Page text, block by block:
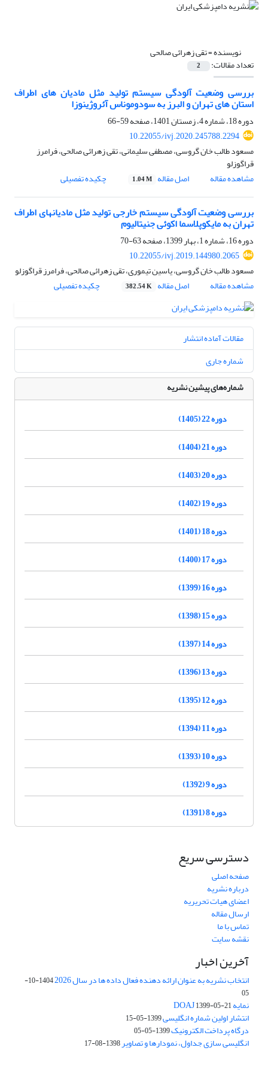
نویسنده =تقی زهرائی صالحی
تعداد مقالات: 2
بررسی وضعیت آلودگی سیستم تولید مثل مادیان های اطراف
استان های تهران و البرز به سودوموناس آئروژینوزا
دوره 18، شماره 4، زمستان 1401، صفحه
59-66
10.22055/ivj.2020.245788.2294
مسعود طالب خان گروسی، مصطفی سلیمانی، تقی زهرائی صالحی، فرامرز
قراگوزلو
مشاهده مقاله
اصل مقاله 1.04 M چکیده تفصیلی
بررسی وضعیت آلودگی سیستم خارجی تولید مثل مادیانهای اطراف
تهران به مایکوپلاسما اکوئی جنیتالیوم
دوره 16، شماره 1، بهار 1399، صفحه
63-70
10.22055/ivj.2019.144980.2065
مسعود طالب خان گروسی، یاسین تیموری، تقی زهرائی صالحی، فرامرز قراگوزلو
مشاهده مقاله
اصل مقاله 382.54 K چکیده تفصیلی
مقالات آماده انتشار
شماره جاری
شماره‌های پیشین نشریه
دوره 22 (1405)
دوره 21 (1404)
دوره 20 (1403)
دوره 19 (1402)
دوره 18 (1401)
دوره 17 (1400)
دوره 16 (1399)
دوره 15 (1398)
دوره 14 (1397)
دوره 13 (1396)
دوره 12 (1395)
دوره 11 (1394)
دوره 10 (1393)
دوره 9 (1392)
دوره 8 (1391)
دسترسی سریع
صفحه اصلی
درباره نشریه
اعضای هیات تحریریه
ارسال مقاله
تماس با ما
نقشه سایت
آخرین اخبار
انتخاب نشریه به عنوان ارائه دهنده فعال داده ها در سال 2026
1404-10-
05
نمایه DOAJ1399-05-21
انتشار اولین شماره انگلیسی1399-05-15
درگاه پرداخت الکترونیک1399-05-05
انگلیسی سازی جداول، نمودارها و تصاویر1398-08-17